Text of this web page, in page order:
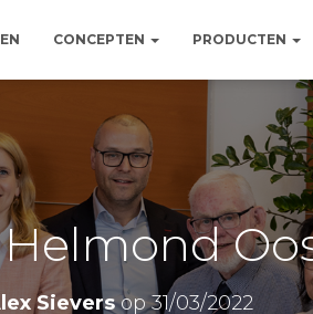
CONCEPTEN PRODUCTEN
Sieversop31/03/2022